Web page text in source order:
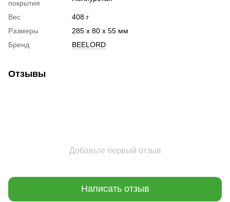
покрытия
Вес
408 г
Размеры
285 x 80 x 55 мм
Бренд
BEELORD
Отзывы
Добавьте первый отзыв
Написать отзыв